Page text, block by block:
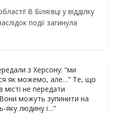
В Біляївці у відділку
події загинула
з Херсону: “ми
як можемо, але…” Те, що
місті не передати
можуть зупинити на
яку людину і…”